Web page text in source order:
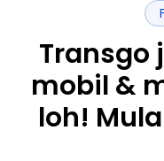
Transgo
mobil &
loh!